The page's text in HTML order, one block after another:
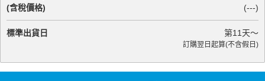
(含稅價格)
(---)
標準出貨日 第11 天～
訂購翌日起算(不含假日)